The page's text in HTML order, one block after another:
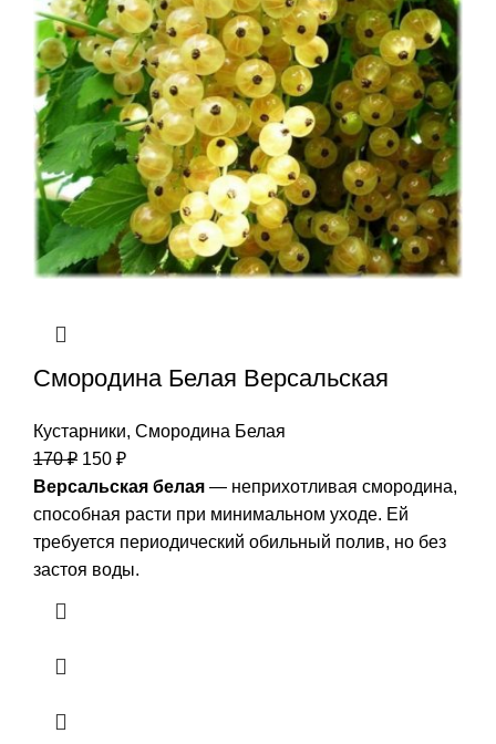
Смородина Белая Версальская
Кустарники, Смородина Белая
170₽ 150 ₽
Версальская белая — неприхотливая смородина,
способная расти при минимальном уходе. Ей
требуется периодический обильный полив, но без
застоя воды.